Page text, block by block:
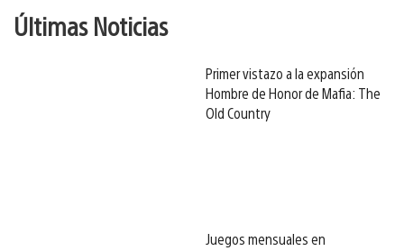
Últimas Noticias
Primer vistazo a la expansión
Hombre de Honor de Mafia: The
Old Country
Juegos mensuales en